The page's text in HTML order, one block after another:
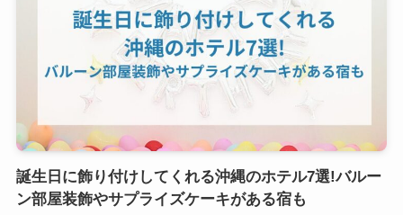
誕生日に飾り付けしてくれる沖縄のホテル7選!バルー
ン部屋装飾やサプライズケーキがある宿も